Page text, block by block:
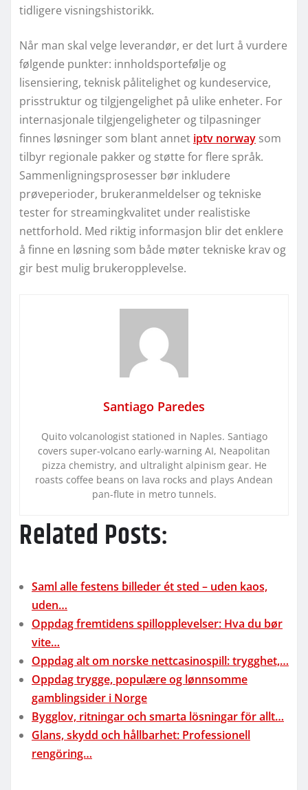
tidligere visningshistorikk.
Når man skal velge leverandør, er det lurt å vurdere
følgende punkter: innholdsportefølje og
lisensiering, teknisk pålitelighet og kundeservice,
prisstruktur og tilgjengelighet på ulike enheter. For
internasjonale tilgjengeligheter og tilpasninger
finnes løsninger som blant annet iptv norway som
tilbyr regionale pakker og støtte for flere språk.
Sammenligningsprosesser bør inkludere
prøveperioder, brukeranmeldelser og tekniske
tester for streamingkvalitet under realistiske
nettforhold. Med riktig informasjon blir det enklere
å finne en løsning som både møter tekniske krav og
gir best mulig brukeropplevelse.
Santiago Paredes
Quito volcanologist stationed in Naples. Santiago
covers super-volcano early-warning AI, Neapolitan
pizza chemistry, and ultralight alpinism gear. He
roasts coffee beans on lava rocks and plays Andean
pan-flute in metro tunnels.
Related Posts:
Saml alle festens billeder ét sted – uden kaos,
uden…
Oppdag fremtidens spillopplevelser: Hva du bør
vite…
Oppdag alt om norske nettcasinospill: trygghet,…
Oppdag trygge, populære og lønnsomme
gamblingsider i Norge
Bygglov, ritningar och smarta lösningar för allt…
Glans, skydd och hållbarhet: Professionell
rengöring…